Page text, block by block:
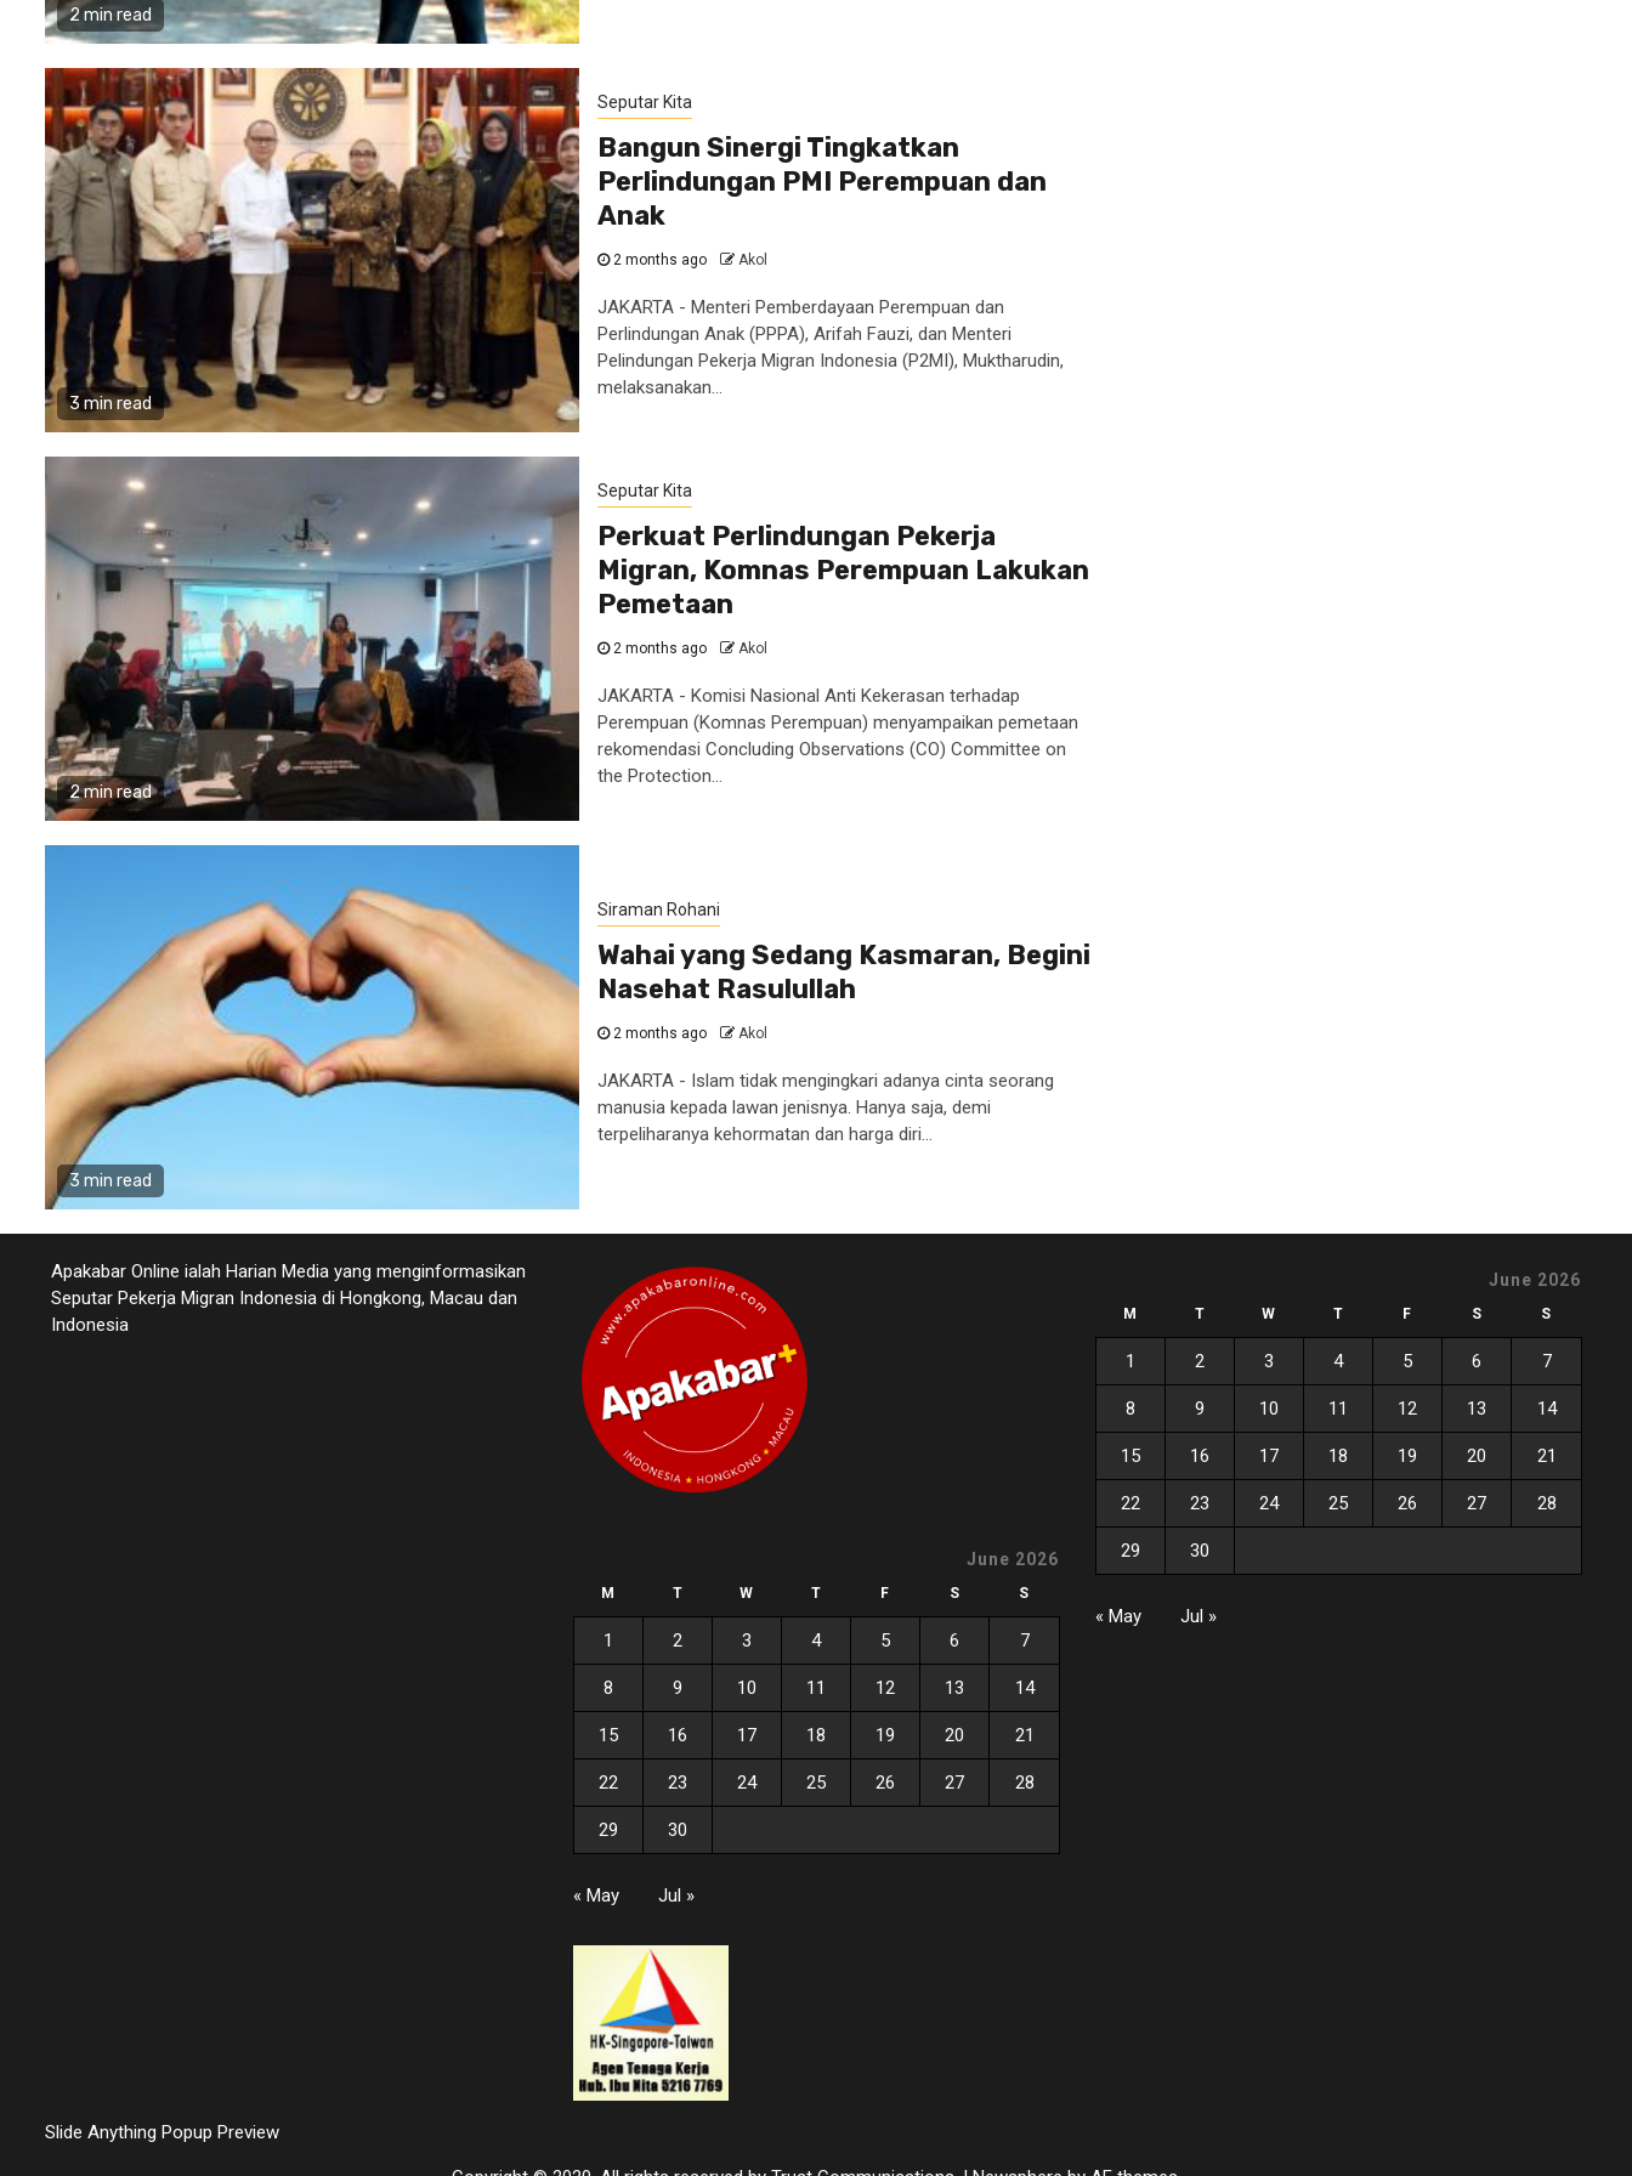
2 min read
3 min read
Seputar Kita
Bangun Sinergi Tingkatkan
Perlindungan PMI Perempuan dan
Anak
2 months ago Akol
JAKARTA - Menteri Pemberdayaan Perempuan dan
Perlindungan Anak (PPPA), Arifah Fauzi, dan Menteri
Pelindungan Pekerja Migran Indonesia (P2MI), Muktharudin,
melaksanakan...
2 min read
Seputar Kita
Perkuat Perlindungan Pekerja
Migran, Komnas Perempuan Lakukan
Pemetaan
2 months ago Akol
JAKARTA - Komisi Nasional Anti Kekerasan terhadap
Perempuan (Komnas Perempuan) menyampaikan pemetaan
rekomendasi Concluding Observations (CO) Committee on
the Protection...
3 min read
Siraman Rohani
Wahai yang Sedang Kasmaran, Begini
Nasehat Rasulullah
2 months ago Akol
JAKARTA - Islam tidak mengingkari adanya cinta seorang
manusia kepada lawan jenisnya. Hanya saja, demi
terpeliharanya kehormatan dan harga diri...
Apakabar Online ialah Harian Media yang menginformasikan
Seputar Pekerja Migran Indonesia di Hongkong, Macau dan
Indonesia
June 2026
M T W T F S S
1 2 3 4 5 6 7
8 9 10 11 12 13 14
15 16 17 18 19 20 21
22 23 24 25 26 27 28
29 30
« May Jul »
June 2026
M T W T F S S
1 2 3 4 5 6 7
8 9 10 11 12 13 14
15 16 17 18 19 20 21
22 23 24 25 26 27 28
29 30
« May Jul »
Slide Anything Popup Preview